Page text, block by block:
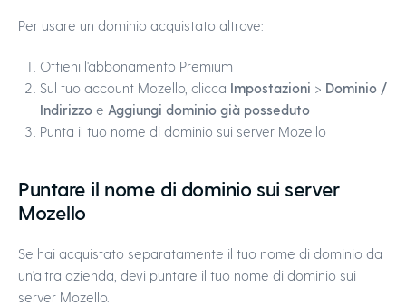
Per usare un dominio acquistato altrove:
Ottieni l'abbonamento Premium
Sul tuo account Mozello, clicca Impostazioni > Dominio /
Indirizzo e Aggiungi dominio già posseduto
Punta il tuo nome di dominio sui server Mozello
Puntare il nome di dominio sui server
Mozello
Se hai acquistato separatamente il tuo nome di dominio da
un'altra azienda, devi puntare il tuo nome di dominio sui
server Mozello.